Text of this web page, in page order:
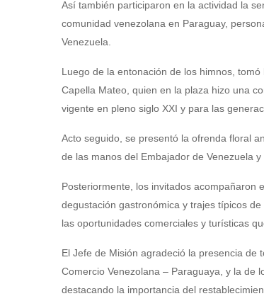
Así también participaron en la actividad la
comunidad venezolana en Paraguay,
Venezuela.
Luego de la entonación de los himnos,
Capella Mateo, quien en la plaza hizo una
vigente en pleno siglo XXI y para las
Acto seguido, se presentó la ofrenda floral
de las manos del Embajador de Venezuela
Posteriormente, los invitados acompañaron
degustación gastronómica y trajes típicos
las oportunidades comerciales y turísticas
El Jefe de Misión agradeció la presencia de
Comercio Venezolana – Paraguaya, y la de
destacando la importancia del